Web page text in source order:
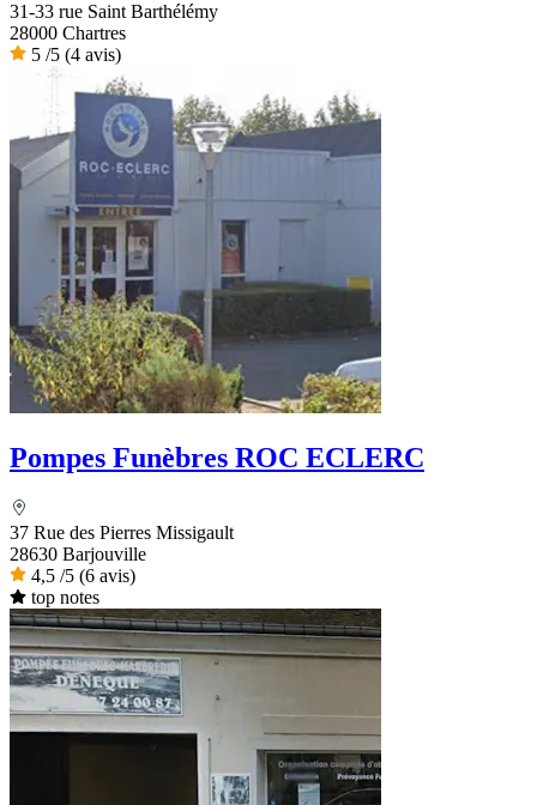
31-33 rue Saint Barthélémy
28000 Chartres
5 /5 (4 avis)
Pompes Funèbres ROC ECLERC
37 Rue des Pierres Missigault
28630 Barjouville
4,5 /5 (6 avis)
top notes